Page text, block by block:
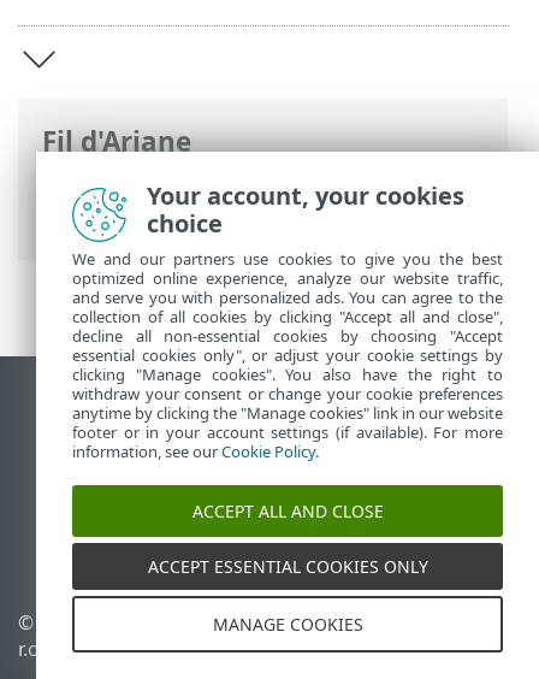
Fil d'Ariane
Aide en ligne d'ESET>ESET PROTECT On-
Prem>Introduction
Afficher le site pour ordinateur de bureau
End of Life
Base de connaissances ESET
Forum ESET
ESET Status Portal
Assistance régionale
© 1992 - 2026 ESET, spol. s
r.o. - Tous droits réservés.
Gérer les témoins
Politique relative aux
Your account, your cookies
choice
We and our partners use cookies to give you the best
optimized online experience, analyze our website traffic,
and serve you with personalized ads. You can agree to the
collection of all cookies by clicking "Accept all and close",
decline all non-essential cookies by choosing "Accept
essential cookies only", or adjust your cookie settings by
clicking "Manage cookies". You also have the right to
withdraw your consent or change your cookie preferences
anytime by clicking the "Manage cookies" link in our website
footer or in your account settings (if available). For more
information, see ourCookie Policy.
ACCEPT ALL AND CLOSE
ACCEPT ESSENTIAL COOKIES ONLY
MANAGE COOKIES